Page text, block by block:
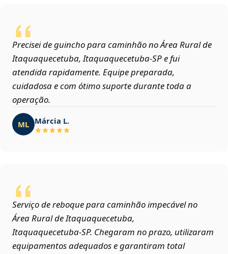
Precisei de guincho para caminhão no Área Rural de
Itaquaquecetuba, Itaquaquecetuba‑SP e fui
atendida rapidamente. Equipe preparada,
cuidadosa e com ótimo suporte durante toda a
operação.
ML Márcia L.
Serviço de reboque para caminhão impecável no
Área Rural de Itaquaquecetuba,
Itaquaquecetuba‑SP. Chegaram no prazo, utilizaram
equipamentos adequados e garantiram total